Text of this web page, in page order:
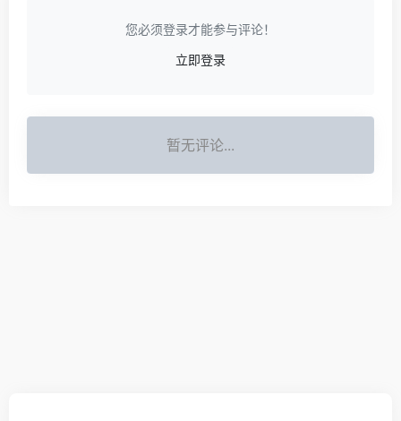
您必须登录才能参与评论！
立即登录
暂无评论...